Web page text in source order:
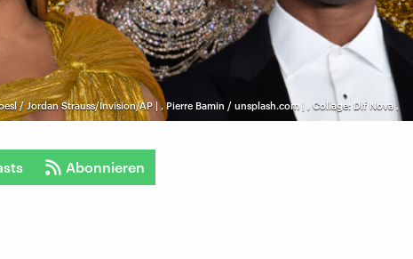
/ Jordan Strauss/Invision/AP |,Pierre Bamin / unsplash.com | Collage: Dlf Nova,
Abonnieren